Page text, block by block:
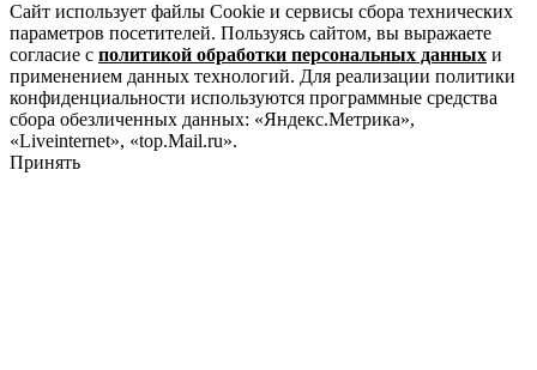
Сайт использует файлы Cookie и сервисы сбора технических
параметров посетителей. Пользуясь сайтом, вы выражаете
согласие с политикой обработки персональных данных и
применением данных технологий. Для реализации политики
конфиденциальности используются программные средства
сбора обезличенных данных: «Яндекс.Метрика»,
«Liveinternet», «top.Mail.ru».
Принять